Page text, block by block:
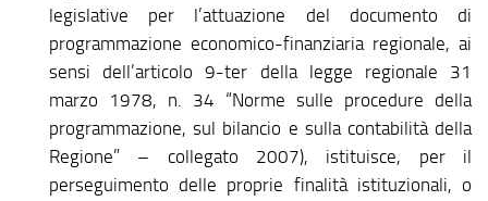
legislative per l’attuazione del documento di
programmazione economico-finanziaria regionale, ai
sensi dell’articolo 9-ter della legge regionale 31
marzo 1978, n. 34 “Norme sulle procedure della
programmazione, sul bilancio e sulla contabilità della
Regione” – collegato 2007), istituisce, per il
perseguimento delle proprie finalità istituzionali, o